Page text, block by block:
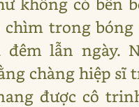
chìm trong
đêm lẫn ngày.
chàng hiệp sĩ
được cô